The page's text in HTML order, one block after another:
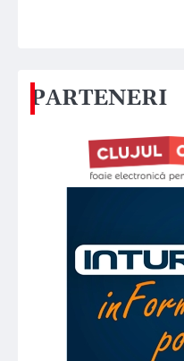
PARTENERI